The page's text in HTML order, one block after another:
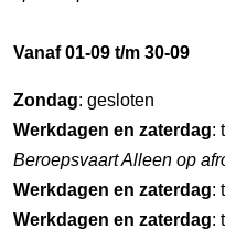
Vanaf 01-09 t/m 30-09
Zondag: gesloten
Werkdagen en zaterdag:
Beroepsvaart Alleen op
Werkdagen en zaterdag:
Werkdagen en zaterdag: